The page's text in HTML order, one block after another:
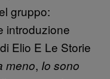
gruppo:
introduzione
Elio E Le Storie
meno, Io sono